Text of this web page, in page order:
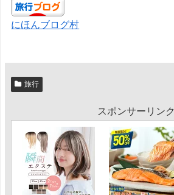
にほんブログ村
旅行
スポンサーリンク